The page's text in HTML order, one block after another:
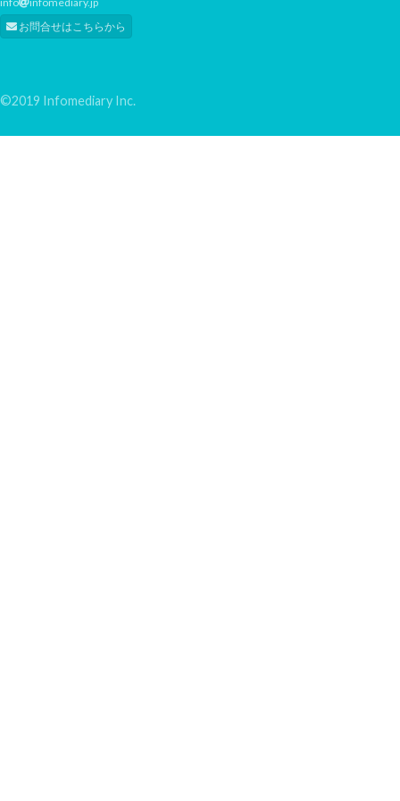
お問合せはこちらから
©2019 Infomediary Inc.